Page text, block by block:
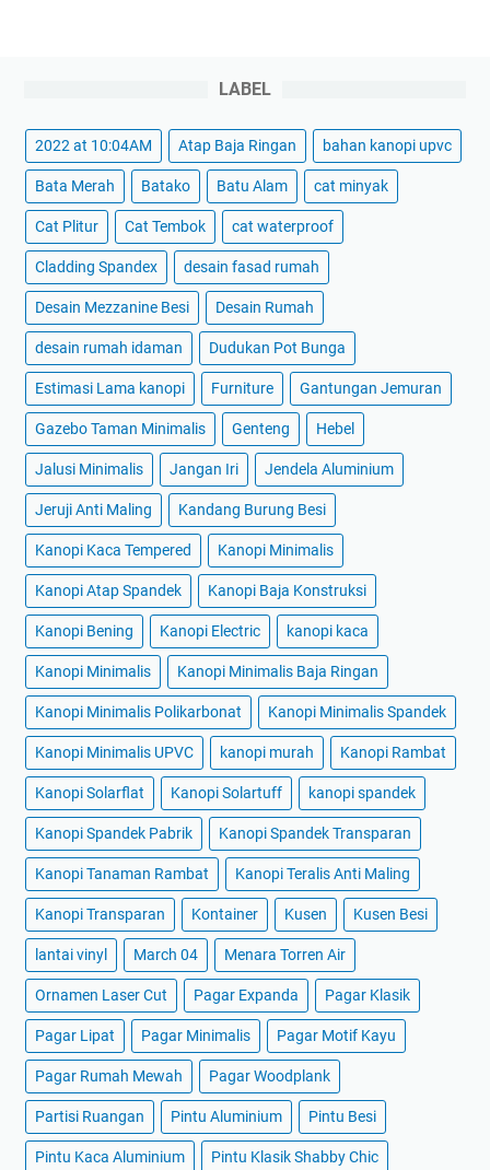
LABEL
2022 at 10:04AM Atap Baja Ringan bahan kanopi upvc
Bata Merah Batako Batu Alam cat minyak
Cat Plitur Cat Tembok cat waterproof
Cladding Spandex desain fasad rumah
Desain Mezzanine Besi Desain Rumah
desain rumah idaman Dudukan Pot Bunga
Estimasi Lama kanopi Furniture Gantungan Jemuran
Gazebo Taman Minimalis Genteng Hebel
Jalusi Minimalis Jangan Iri Jendela Aluminium
Jeruji Anti Maling Kandang Burung Besi
Kanopi Kaca Tempered Kanopi Minimalis
Kanopi Atap Spandek Kanopi Baja Konstruksi
Kanopi Bening Kanopi Electric kanopi kaca
Kanopi Minimalis Kanopi Minimalis Baja Ringan
Kanopi Minimalis Polikarbonat Kanopi Minimalis Spandek
Kanopi Minimalis UPVC kanopi murah Kanopi Rambat
Kanopi Solarflat Kanopi Solartuff kanopi spandek
Kanopi Spandek Pabrik Kanopi Spandek Transparan
Kanopi Tanaman Rambat Kanopi Teralis Anti Maling
Kanopi Transparan Kontainer Kusen Kusen Besi
lantai vinyl March 04 Menara Torren Air
Ornamen Laser Cut Pagar Expanda Pagar Klasik
Pagar Lipat Pagar Minimalis Pagar Motif Kayu
Pagar Rumah Mewah Pagar Woodplank
Partisi Ruangan Pintu Aluminium Pintu Besi
Pintu Kaca Aluminium Pintu Klasik Shabby Chic